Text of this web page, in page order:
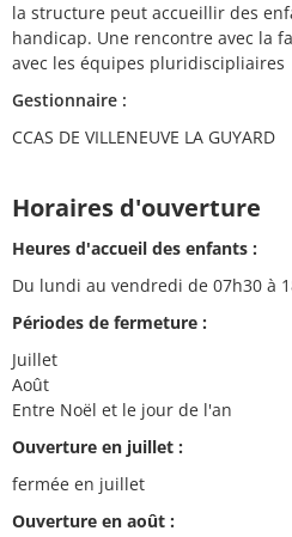
la structure peut accueillir des
handicap. Une rencontre avec la
avec les équipes pluridiscipliaires
Gestionnaire :
CCAS DE VILLENEUVE LA GUYARD
Horaires d'ouverture
Heures d'accueil des enfants :
Du lundi au vendredi de 07h30 à
Périodes de fermeture :
Juillet
Août
Entre Noël et le jour de l'an
Ouverture en juillet :
fermée en juillet
Ouverture en août :